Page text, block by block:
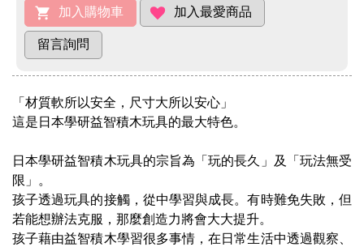
「材質軟所以安全，尺寸大所以安心」
這是日本學研益智積木玩具的最大特色。
日本學研益智積木玩具的宗旨為「玩的長久」及「玩法無受
限」。
孩子透過玩具的接觸，從中學習與成長。有時難免失敗，但
若能想辦法克服，那麼創造力將會大大提升。
孩子藉由益智積木學習很多事情，在日常生活中透過觀察、